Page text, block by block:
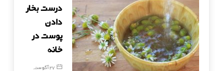
درست بخار
دادن
پوست در
خانه
27 آگوست,